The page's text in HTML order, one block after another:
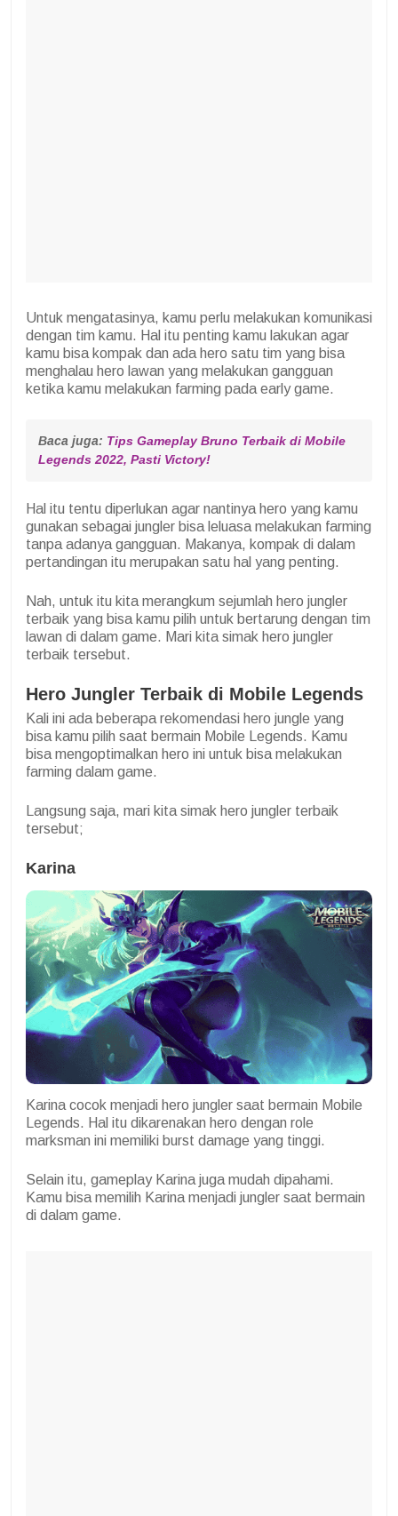
Untuk mengatasinya, kamu perlu melakukan komunikasi
dengan tim kamu. Hal itu penting kamu lakukan agar
kamu bisa kompak dan ada hero satu tim yang bisa
menghalau hero lawan yang melakukan gangguan
ketika kamu melakukan farming pada early game.
Baca juga: Tips Gameplay Bruno Terbaik di Mobile
Legends 2022, Pasti Victory!
Hal itu tentu diperlukan agar nantinya hero yang kamu
gunakan sebagai jungler bisa leluasa melakukan farming
tanpa adanya gangguan. Makanya, kompak di dalam
pertandingan itu merupakan satu hal yang penting.
Nah, untuk itu kita merangkum sejumlah hero jungler
terbaik yang bisa kamu pilih untuk bertarung dengan tim
lawan di dalam game. Mari kita simak hero jungler
terbaik tersebut.
Hero Jungler Terbaik di Mobile Legends
Kali ini ada beberapa rekomendasi hero jungle yang
bisa kamu pilih saat bermain Mobile Legends. Kamu
bisa mengoptimalkan hero ini untuk bisa melakukan
farming dalam game.
Langsung saja, mari kita simak hero jungler terbaik
tersebut;
Karina
Karina cocok menjadi hero jungler saat bermain Mobile
Legends. Hal itu dikarenakan hero dengan role
marksman ini memiliki burst damage yang tinggi.
Selain itu, gameplay Karina juga mudah dipahami.
Kamu bisa memilih Karina menjadi jungler saat bermain
di dalam game.